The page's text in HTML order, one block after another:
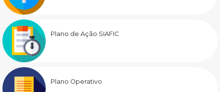
Plano de Ação SIAFIC
Plano Operativo